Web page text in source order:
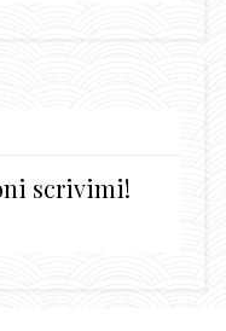
scrivimi!